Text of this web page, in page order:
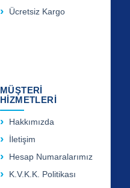
Ücretsiz Kargo
MÜŞTERİ
HİZMETLERİ
Hakkımızda
İletişim
Hesap Numaralarımız
K.V.K.K. Politikası